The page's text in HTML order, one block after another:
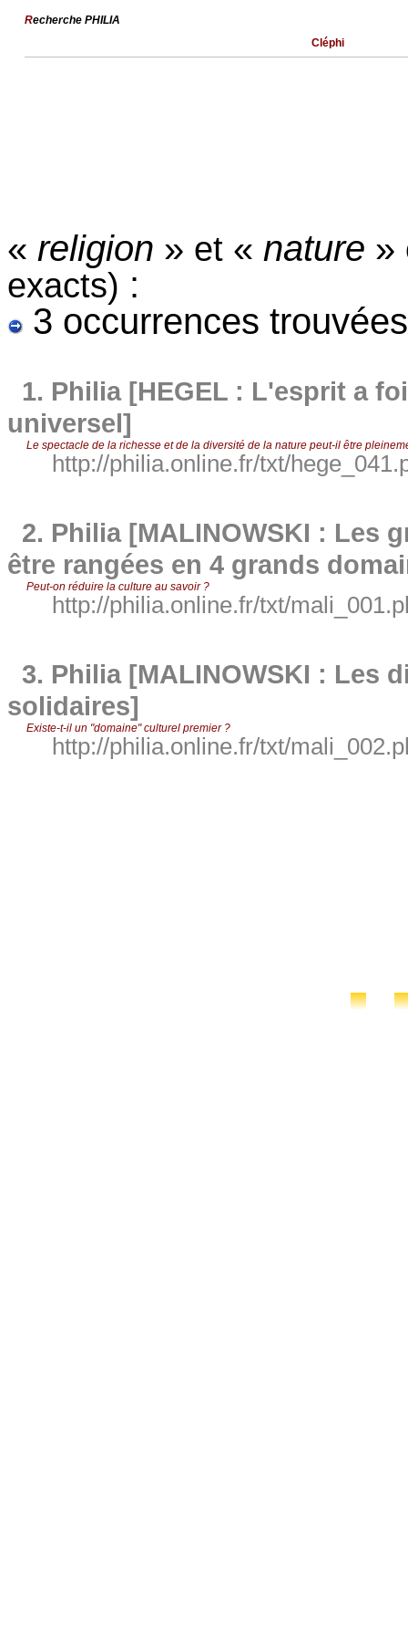
Recherche PHILIA
Cléphi
« religion » et « nature »
exacts) :
3 occurrences
1. Philia [HEGEL : L'esprit a
universel]
Le spectacle de la richesse et de la diversité de la nature peut-il être
http://philia.online.fr/txt/
2. Philia [MALINOWSKI : Les
être rangées en 4 grands
Peut-on réduire la culture au savoir ?
http://philia.online.fr/txt/
3. Philia [MALINOWSKI : Les
solidaires]
Existe-t-il un "domaine" culturel premier ?
http://philia.online.fr/txt/